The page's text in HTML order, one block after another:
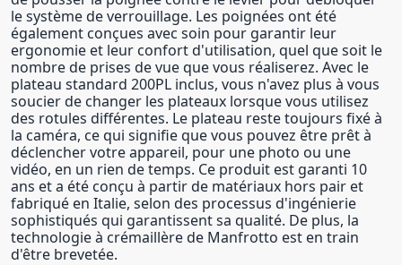
le système de verrouillage. Les poignées ont été
également conçues avec soin pour garantir leur
ergonomie et leur confort d'utilisation, quel que soit le
nombre de prises de vue que vous réaliserez. Avec le
plateau standard 200PL inclus, vous n'avez plus à vous
soucier de changer les plateaux lorsque vous utilisez
des rotules différentes. Le plateau reste toujours fixé à
la caméra, ce qui signifie que vous pouvez être prêt à
déclencher votre appareil, pour une photo ou une
vidéo, en un rien de temps. Ce produit est garanti 10
ans et a été conçu à partir de matériaux hors pair et
fabriqué en Italie, selon des processus d'ingénierie
sophistiqués qui garantissent sa qualité. De plus, la
technologie à crémaillère de Manfrotto est en train
d'être brevetée.